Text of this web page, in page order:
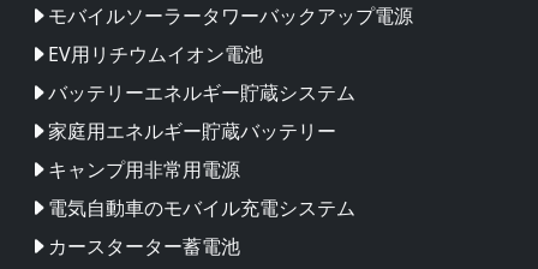
モバイルソーラータワーバックアップ電源
EV用リチウムイオン電池
バッテリーエネルギー貯蔵システム
家庭用エネルギー貯蔵バッテリー
キャンプ用非常用電源
電気自動車のモバイル充電システム
カースターター蓄電池